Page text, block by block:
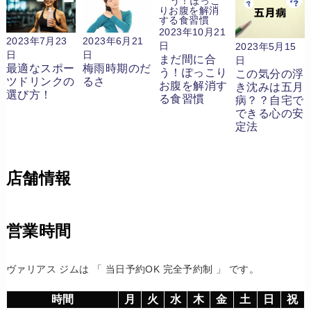
2023年7月23
日
最適なスポー
ツドリンクの
選び方！
2023年6月21
日
梅雨時期のだ
るさ
2023年10月21
日
まだ間に合
う！ぽっこり
お腹を解消す
る食習慣
2023年5月15
日
この気分の浮
き沈みは五月
病？？自宅で
できる心の安
定法
店舗情報
営業時間
ヴァリアス ジムは 「 当日予約OK 完全予約制 」 です。
時間 月 火 水 木 金 土 日
祝